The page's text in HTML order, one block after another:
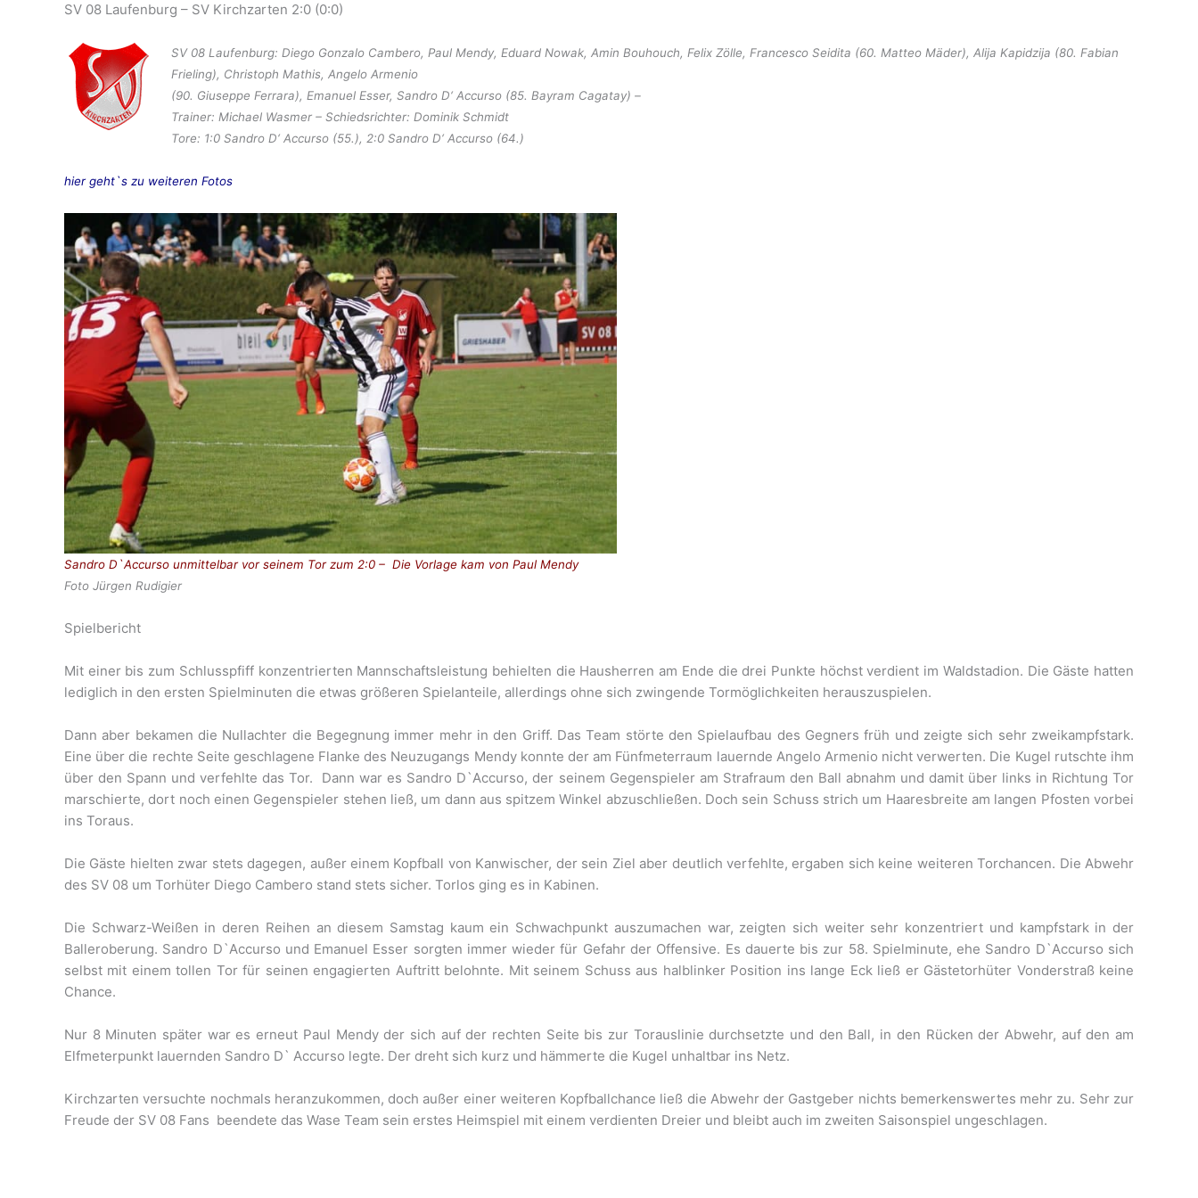
SV 08 Laufenburg – SV Kirchzarten 2:0 (0:0)
SV 08 Laufenburg: Diego Gonzalo Cambero, Paul Mendy, Eduard Nowak, Amin Bouhouch, Felix Zölle, Francesco Seidita (60. Matteo Mäder), Alija Kapidzija (80. Fabian
Frieling), Christoph Mathis, Angelo Armenio
(90. Giuseppe Ferrara), Emanuel Esser, Sandro D‘ Accurso (85. Bayram Cagatay) –
Trainer: Michael Wasmer – Schiedsrichter: Dominik Schmidt
Tore: 1:0 Sandro D‘ Accurso (55.), 2:0 Sandro D‘ Accurso (64.)
hier geht`s zu weiteren Fotos
Sandro D`Accurso unmittelbar vor seinem Tor zum 2:0 – Die Vorlage kam von Paul Mendy
Foto Jürgen Rudigier
Spielbericht
Mit einer bis zum Schlusspfiff konzentrierten Mannschaftsleistung behielten die Hausherren am Ende die drei Punkte höchst verdient im Waldstadion. Die Gäste hatten
lediglich in den ersten Spielminuten die etwas größeren Spielanteile, allerdings ohne sich zwingende Tormöglichkeiten herauszuspielen.
Dann aber bekamen die Nullachter die Begegnung immer mehr in den Griff. Das Team störte den Spielaufbau des Gegners früh und zeigte sich sehr zweikampfstark.
Eine über die rechte Seite geschlagene Flanke des Neuzugangs Mendy konnte der am Fünfmeterraum lauernde Angelo Armenio nicht verwerten. Die Kugel rutschte ihm
über den Spann und verfehlte das Tor. Dann war es Sandro D`Accurso, der seinem Gegenspieler am Strafraum den Ball abnahm und damit über links in Richtung Tor
marschierte, dort noch einen Gegenspieler stehen ließ, um dann aus spitzem Winkel abzuschließen. Doch sein Schuss strich um Haaresbreite am langen Pfosten vorbei
ins Toraus.
Die Gäste hielten zwar stets dagegen, außer einem Kopfball von Kanwischer, der sein Ziel aber deutlich verfehlte, ergaben sich keine weiteren Torchancen. Die Abwehr
des SV 08 um Torhüter Diego Cambero stand stets sicher. Torlos ging es in Kabinen.
Die Schwarz-Weißen in deren Reihen an diesem Samstag kaum ein Schwachpunkt auszumachen war, zeigten sich weiter sehr konzentriert und kampfstark in der
Balleroberung. Sandro D`Accurso und Emanuel Esser sorgten immer wieder für Gefahr der Offensive. Es dauerte bis zur 58. Spielminute, ehe Sandro D`Accurso sich
selbst mit einem tollen Tor für seinen engagierten Auftritt belohnte. Mit seinem Schuss aus halblinker Position ins lange Eck ließ er Gästetorhüter Vonderstraß keine
Chance.
Nur 8 Minuten später war es erneut Paul Mendy der sich auf der rechten Seite bis zur Torauslinie durchsetzte und den Ball, in den Rücken der Abwehr, auf den am
Elfmeterpunkt lauernden Sandro D` Accurso legte. Der dreht sich kurz und hämmerte die Kugel unhaltbar ins Netz.
Kirchzarten versuchte nochmals heranzukommen, doch außer einer weiteren Kopfballchance ließ die Abwehr der Gastgeber nichts bemerkenswertes mehr zu. Sehr zur
Freude der SV 08 Fans beendete das Wase Team sein erstes Heimspiel mit einem verdienten Dreier und bleibt auch im zweiten Saisonspiel ungeschlagen.